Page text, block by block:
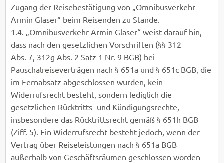
Zugang der Reisebestätigung von „Omnibusverkehr
Armin Glaser“ beim Reisenden zu Stande.
1.4. „Omnibusverkehr Armin Glaser“ weist darauf hin,
dass nach den gesetzlichen Vorschriften (§§ 312
Abs. 7, 312g Abs. 2 Satz 1 Nr. 9 BGB) bei
Pauschalreiseverträgen nach § 651a und § 651c BGB, die
im Fernabsatz abgeschlossen wurden, kein
Widerrufsrecht besteht, sondern lediglich die
gesetzlichen Rücktritts- und Kündigungsrechte,
insbesondere das Rücktrittsrecht gemäß § 651h BGB
(Ziff. 5). Ein Widerrufsrecht besteht jedoch, wenn der
Vertrag über Reiseleistungen nach § 651a BGB
außerhalb von Geschäftsräumen geschlossen worden